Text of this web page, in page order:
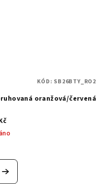
oranžová/červená
KÓD: SB26BTY_RO2